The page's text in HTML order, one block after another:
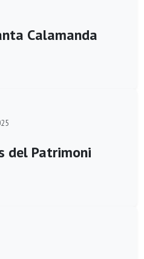
Calamanda
del Patrimoni